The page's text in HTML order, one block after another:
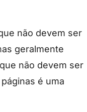
não devem ser
geralmente
não devem ser
é uma